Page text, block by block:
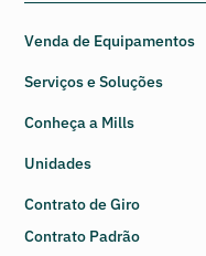
Venda de Equipamentos
Serviços e Soluções
Conheça a Mills
Unidades
Contrato de Giro
Contrato Padrão